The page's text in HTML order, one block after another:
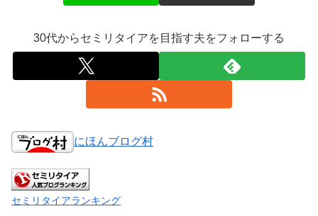
30代からセミリタイアを目指す夫をフォローする
にほんブログ村
セミリタイアランキング